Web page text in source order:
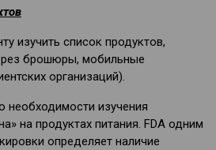
изучить список продуктов,
брошюры, мобильные
организаций).
необходимости изучения
на продуктах питания. FDA одним
определяет наличие